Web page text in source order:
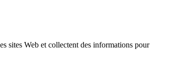
sites Web et collectent des informations pour